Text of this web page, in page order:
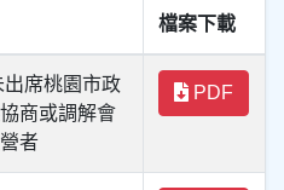
檔案下載
席桃園市政
商或調解會
者
PDF